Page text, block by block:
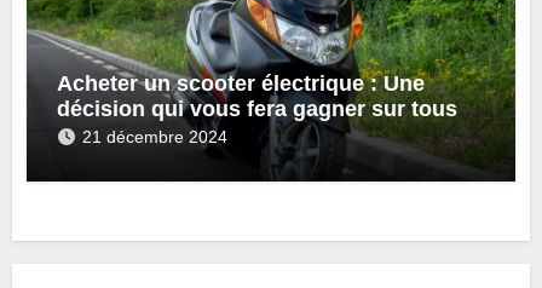
Acheter un scooter électrique : Une
décision qui vous fera gagner sur tous
les plans
21 décembre 2024